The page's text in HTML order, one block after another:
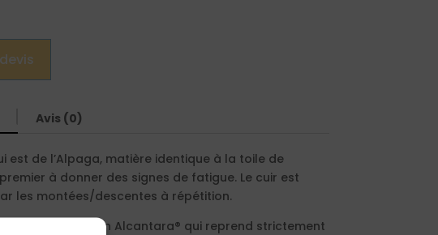
Avis (0)
est de l’Alpaga, matière identique à la toile de
à donner des signes de fatigue. Le cuir est
les montées/descentes à répétition.
une réfection en Alcantara® qui reprend strictement